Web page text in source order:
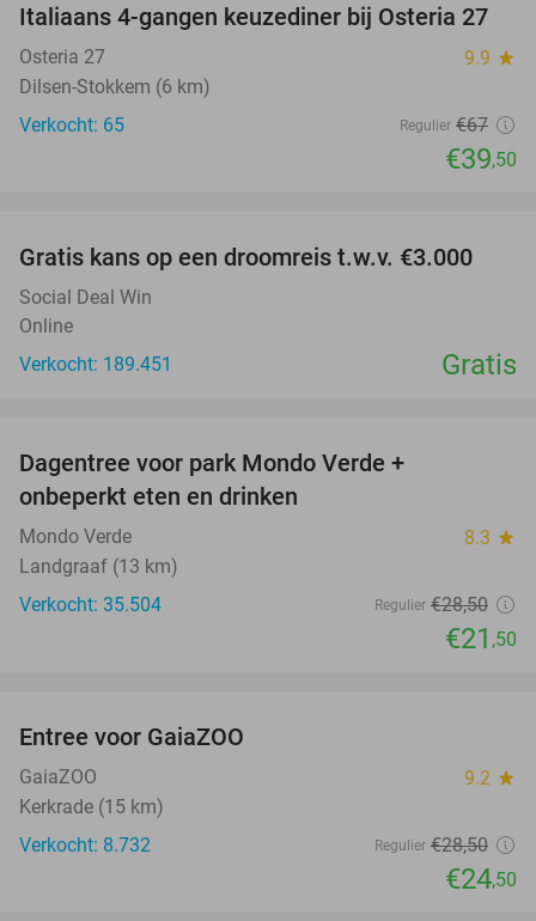
41%
Italiaans 4-gangen keuzediner bij Osteria 27
Osteria 27 9.9 star
Dilsen-Stokkem (6 km)
Verkocht: 65
Regulier €67
€39,50
Gratis kans op een droomreis t.w.v. €3.000
Social Deal Win
Online
Verkocht: 189.451
Gratis
Dagentree voor park Mondo Verde +
onbeperkt eten en drinken
Mondo Verde 8.3 star
Landgraaf (13 km)
Verkocht: 35.504
Regulier €28,50
€21 ,50
Entree voor GaiaZOO
GaiaZOO 9.2 star
Kerkrade (15 km)
Verkocht: 8.732
Regulier €28,50
€24,50